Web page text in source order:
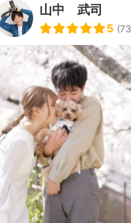
山中 武司
5 (